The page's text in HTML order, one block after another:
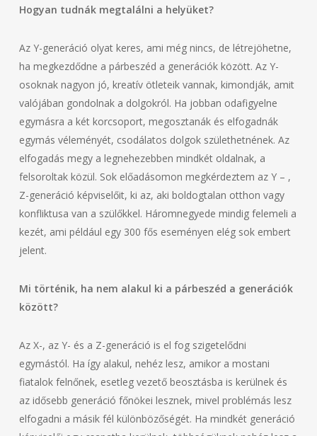
Hogyan tudnák megtalálni a helyüket?
Az Y-generáció olyat keres, ami még nincs, de létrejöhetne,
ha megkezdődne a párbeszéd a generációk között. Az Y-
osoknak nagyon jó, kreatív ötleteik vannak, kimondják, amit
valójában gondolnak a dolgokról. Ha jobban odafigyelne
egymásra a két korcsoport, megosztanák és elfogadnák
egymás véleményét, csodálatos dolgok születhetnének. Az
elfogadás megy a legnehezebben mindkét oldalnak, a
felsoroltak közül. Sok előadásomon megkérdeztem az Y – ,
Z-generáció képviselőit, ki az, aki boldogtalan otthon vagy
konfliktusa van a szülőkkel. Háromnegyede mindig felemeli a
kezét, ami például egy 300 fős eseményen elég sok embert
jelent.
Mi történik, ha nem alakul ki a párbeszéd a generációk
között?
Az X-, az Y- és a Z-generáció is el fog szigetelődni
egymástól. Ha így alakul, nehéz lesz, amikor a mostani
fiatalok felnőnek, esetleg vezető beosztásba is kerülnek és
az idősebb generáció főnökei lesznek, mivel problémás lesz
elfogadni a másik fél különbözőségét. Ha mindkét generáció